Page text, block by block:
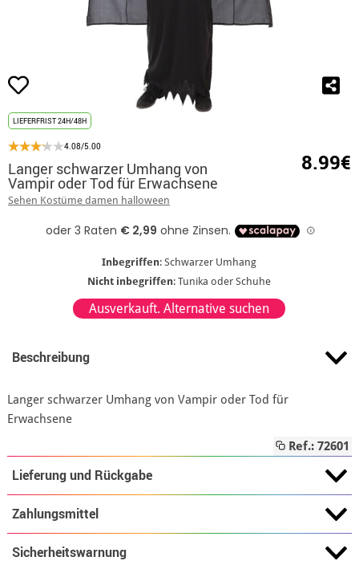
LIEFERFRIST 24H/48H
4.08/5.00
Langer schwarzer Umhang von
Vampir oder Tod für Erwachsene
Sehen Kostüme damen halloween
8.99€
Inbegriffen: Schwarzer Umhang
Nicht inbegriffen: Tunika oder Schuhe
Ausverkauft. Alternative suchen
Beschreibung
Langer schwarzer Umhang von Vampir oder Tod für
Erwachsene
Ref.: 72601
Lieferung und Rückgabe
Zahlungsmittel
Sicherheitswarnung